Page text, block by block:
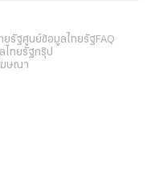
ยรัฐศูนย์ข้อมูลไทยรัฐFAQ
ไทยรัฐกรุ๊ป
ฆษณา